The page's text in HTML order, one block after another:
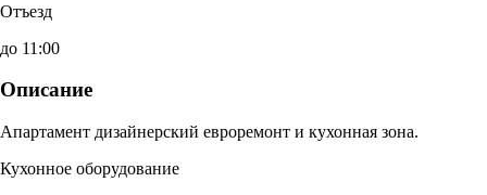
Отъезд
до 11:00
Описание
Апартамент дизайнерский евроремонт и кухонная зона.
Кухонное оборудование